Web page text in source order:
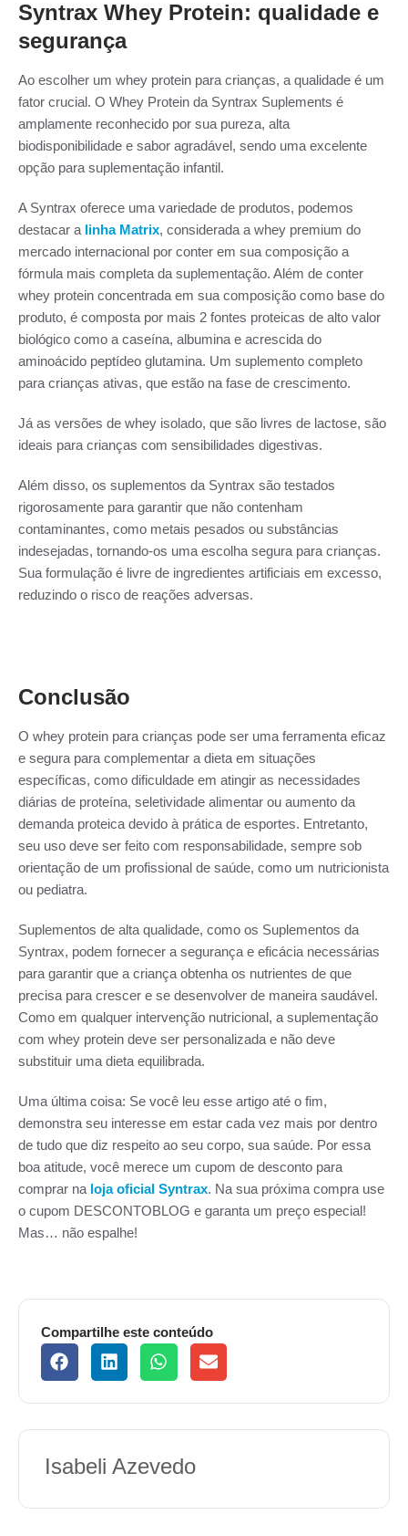
Syntrax Whey Protein: qualidade e
segurança
Ao escolher um whey protein para crianças, a qualidade é um
fator crucial. O Whey Protein da Syntrax Suplements é
amplamente reconhecido por sua pureza, alta
biodisponibilidade e sabor agradável, sendo uma excelente
opção para suplementação infantil.
A Syntrax oferece uma variedade de produtos, podemos
destacar a linha Matrix, considerada a whey premium do
mercado internacional por conter em sua composição a
fórmula mais completa da suplementação. Além de conter
whey protein concentrada em sua composição como base do
produto, é composta por mais 2 fontes proteicas de alto valor
biológico como a caseína, albumina e acrescida do
aminoácido peptídeo glutamina. Um suplemento completo
para crianças ativas, que estão na fase de crescimento.
Já as versões de whey isolado, que são livres de lactose, são
ideais para crianças com sensibilidades digestivas.
Além disso, os suplementos da Syntrax são testados
rigorosamente para garantir que não contenham
contaminantes, como metais pesados ou substâncias
indesejadas, tornando-os uma escolha segura para crianças.
Sua formulação é livre de ingredientes artificiais em excesso,
reduzindo o risco de reações adversas.
Conclusão
O whey protein para crianças pode ser uma ferramenta eficaz
e segura para complementar a dieta em situações
específicas, como dificuldade em atingir as necessidades
diárias de proteína, seletividade alimentar ou aumento da
demanda proteica devido à prática de esportes. Entretanto,
seu uso deve ser feito com responsabilidade, sempre sob
orientação de um profissional de saúde, como um nutricionista
ou pediatra.
Suplementos de alta qualidade, como os Suplementos da
Syntrax, podem fornecer a segurança e eficácia necessárias
para garantir que a criança obtenha os nutrientes de que
precisa para crescer e se desenvolver de maneira saudável.
Como em qualquer intervenção nutricional, a suplementação
com whey protein deve ser personalizada e não deve
substituir uma dieta equilibrada.
Uma última coisa: Se você leu esse artigo até o fim,
demonstra seu interesse em estar cada vez mais por dentro
de tudo que diz respeito ao seu corpo, sua saúde. Por essa
boa atitude, você merece um cupom de desconto para
comprar na loja oficial Syntrax. Na sua próxima compra use
o cupom DESCONTOBLOG e garanta um preço especial!
Mas… não espalhe!
Compartilhe este conteúdo
Isabeli Azevedo